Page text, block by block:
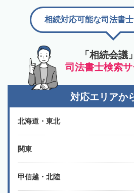
「相続会議
司法書士検索
相続対応可能な司法書
対応エリアか
北海道・東北
関東
甲信越・北陸